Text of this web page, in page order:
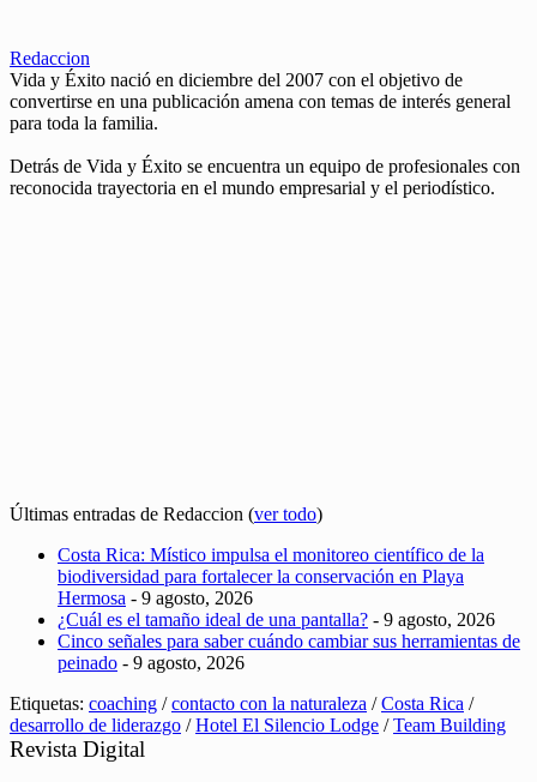
Redaccion
Vida y Éxito nació en diciembre del 2007 con el objetivo de
convertirse en una publicación amena con temas de interés general
para toda la familia.
Detrás de Vida y Éxito se encuentra un equipo de profesionales con
reconocida trayectoria en el mundo empresarial y el periodístico.
Últimas entradas de Redaccion (ver todo)
Costa Rica: Místico impulsa el monitoreo científico de la
biodiversidad para fortalecer la conservación en Playa
Hermosa - 9 agosto, 2026
¿Cuál es el tamaño ideal de una pantalla? - 9 agosto, 2026
Cinco señales para saber cuándo cambiar sus herramientas de
peinado - 9 agosto, 2026
Etiquetas: coaching /contacto con la naturaleza /Costa Rica /
desarrollo de liderazgo /Hotel El Silencio Lodge /Team Building
Revista Digital